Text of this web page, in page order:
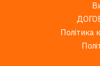
Політика